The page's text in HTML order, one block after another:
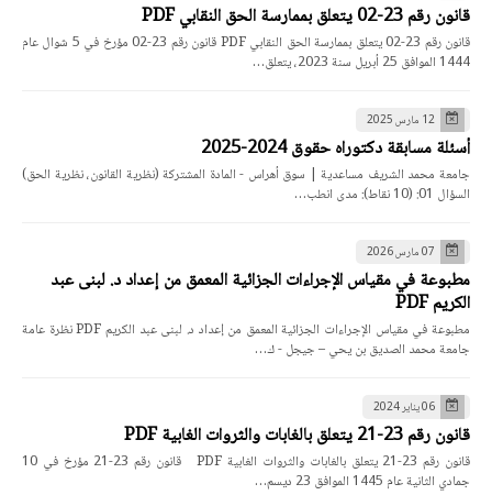
قانون رقم 23-02 يتعلق بممارسة الحق النقابي PDF
قانون رقم 23-02 يتعلق بممارسة الحق النقابي PDF قانون رقم 23-02 مؤرخ في 5 شوال عام
1444 الموافق 25 أبريل سنة 2023، يتعلق…
12 مارس 2025
أسئلة مسابقة دكتوراه حقوق 2024-2025
جامعة محمد الشريف مساعدية | سوق أهراس - المادة المشتركة (نظرية القانون، نظرية الحق)
السؤال 01: (10 نقاط): مدى انطب…
07 مارس 2026
مطبوعة في مقياس الإجراءات الجزائية المعمق من إعداد د. لبنى عبد
الكريم PDF
مطبوعة في مقياس الإجراءات الجزائية المعمق من إعداد د. لبنى عبد الكريم PDF نظرة عامة
جامعة محمد الصديق بن يحي – جيجل - ك…
06 يناير 2024
قانون رقم 23-21 يتعلق بالغابات والثروات الغابية PDF
قانون رقم 23-21 يتعلق بالغابات والثروات الغابية PDF قانون رقم 23-21 مؤرخ في 10
جمادي الثانية عام 1445 الموافق 23 ديسم…